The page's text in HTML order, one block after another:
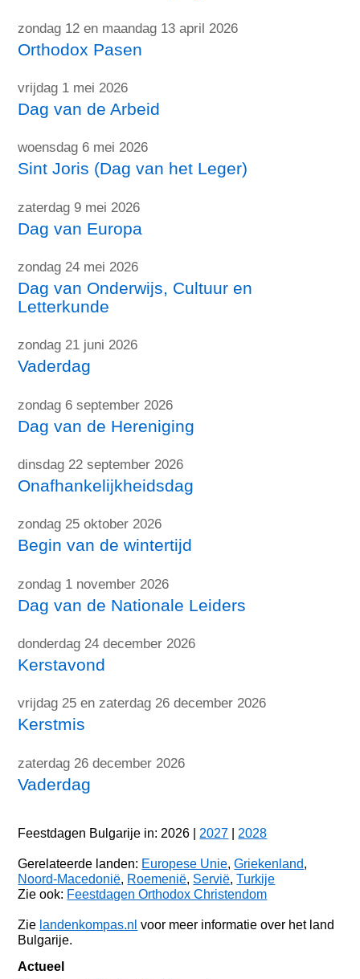
zondag 12 en maandag 13 april 2026
Orthodox Pasen
vrijdag 1 mei 2026
Dag van de Arbeid
woensdag 6 mei 2026
Sint Joris (Dag van het Leger)
zaterdag 9 mei 2026
Dag van Europa
zondag 24 mei 2026
Dag van Onderwijs, Cultuur en
Letterkunde
zondag 21 juni 2026
Vaderdag
zondag 6 september 2026
Dag van de Hereniging
dinsdag 22 september 2026
Onafhankelijkheidsdag
zondag 25 oktober 2026
Begin van de wintertijd
zondag 1 november 2026
Dag van de Nationale Leiders
donderdag 24 december 2026
Kerstavond
vrijdag 25 en zaterdag 26 december 2026
Kerstmis
zaterdag 26 december 2026
Vaderdag
Feestdagen Bulgarije in: 2026 | 2027 | 2028
Gerelateerde landen: Europese Unie,Griekenland,
Noord-Macedonië, Roemenië, Servië,Turkije
Zie ook: Feestdagen Orthodox Christendom
Zie landenkompas.nl voor meer informatie over het land
Bulgarije.
Actueel